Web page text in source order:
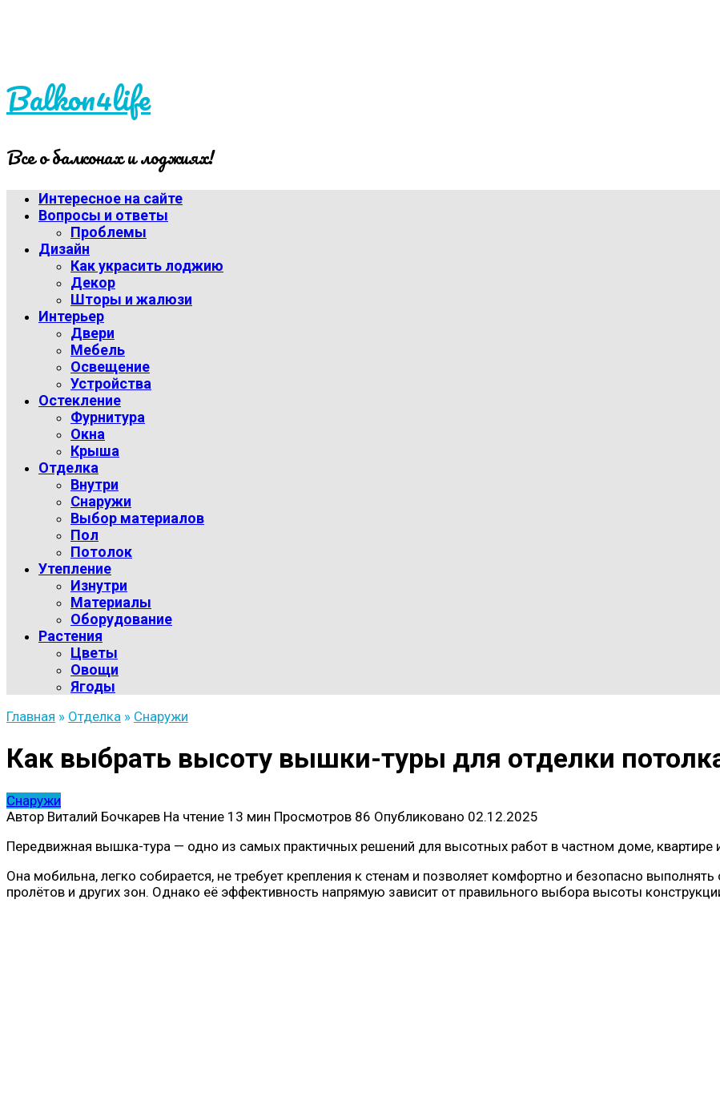
Balkon4life
Все о балконах и лоджиях!
Интересное на сайте
Вопросы и ответы
Проблемы
Дизайн
Как украсить лоджию
Декор
Шторы и жалюзи
Интерьер
Двери
Мебель
Освещение
Устройства
Остекление
Фурнитура
Окна
Крыша
Отделка
Внутри
Снаружи
Выбор материалов
Пол
Потолок
Утепление
Изнутри
Материалы
Оборудование
Растения
Цветы
Овощи
Ягоды
Главная » Отделка » Снаружи
Как выбрать высоту вышки-туры для отделки
Снаружи
Автор Виталий Бочкарев На чтение 13 мин Просмотров 86 Опубликовано 02.12.2025
Передвижная вышка-тура — одно из самых практичных решений для высотных работ в частном доме, квартире
Она мобильна, легко собирается, не требует крепления к стенам и позволяет комфортно и безопасно
пролётов и других зон. Однако её эффективность напрямую зависит от правильного выбора высоты